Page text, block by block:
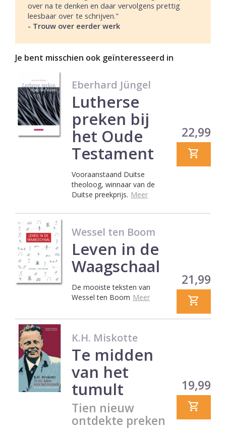
over na te denken en daar vervolgens prettig
leesbaar over te schrijven."
- Trouw over eerder werk
Je bent misschien ook geïnteresseerd in
Eberhard Jüngel
Lutherse
preken bij
het Oude
Testament
Vooraanstaand Duitse
theoloog, winnaar van de
Duitse preekprijs. Meer
Prijs
22,99
Wessel ten Boom
Leven in de
Waagschaal
De mooiste teksten van
Wessel ten Boom Meer
Prijs
21,99
K.H. Miskotte
Te midden
van het
tumult
Tien nieuw
ontdekte preken
Prijs
19,99